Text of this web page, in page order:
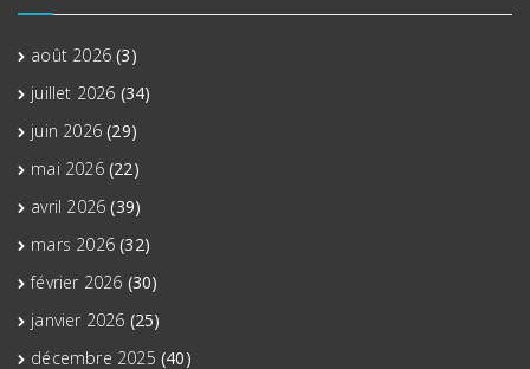
août 2026 (3)
juillet 2026 (34)
juin 2026 (29)
mai 2026(22)
avril 2026 (39)
mars 2026 (32)
février 2026 (30)
janvier 2026 (25)
décembre 2025 (40)